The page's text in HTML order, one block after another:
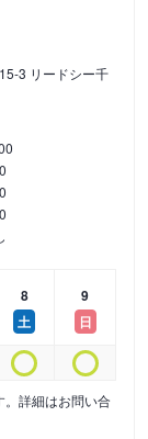
3 リードシー千
8
土
9
日
詳細はお問い合